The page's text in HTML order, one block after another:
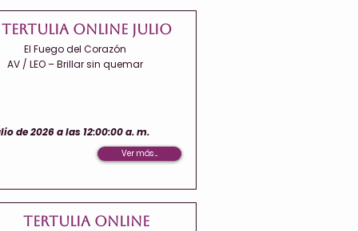
Tertulia Online Julio
El Fuego del Corazón
AV / LEO – Brillar sin quemar
de 2026 a las 12:00:00 a. m.
Ver más ...
Tertulia Online